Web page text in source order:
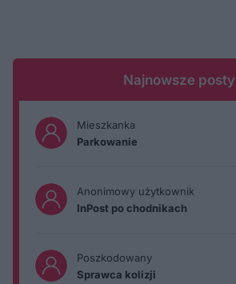
Najnowsze posty
Mieszkanka
Parkowanie
Anonimowy użytkownik
InPost po chodnikach
Poszkodowany
Sprawca kolizji